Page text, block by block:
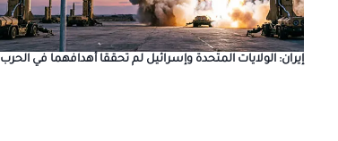
إيران: الولايات المتحدة وإسرائيل لم تحققا أهدافهما في الحرب